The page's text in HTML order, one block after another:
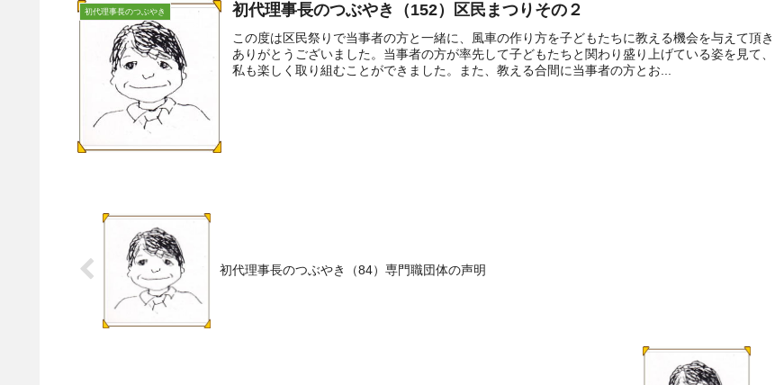
初代理事長のつぶやき 初代理事長のつぶやき（152）区民まつりその２
この度は区民祭りで当事者の方と一緒に、風車の作り方を子どもたちに教える機会を与えて頂き
ありがとうございました。当事者の方が率先して子どもたちと関わり盛り上げている姿を見て、
私も楽しく取り組むことができました。また、教える合間に当事者の方とお...
初代理事長のつぶやき（84）専門職団体の声明